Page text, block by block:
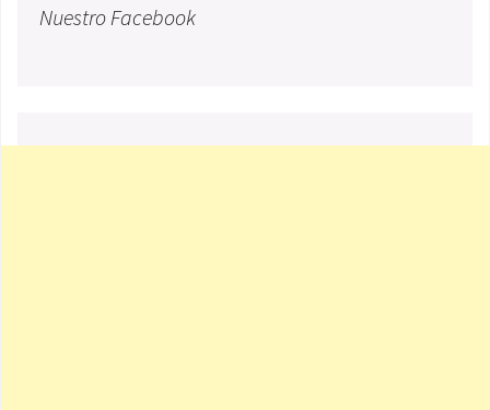
Nuestro Facebook